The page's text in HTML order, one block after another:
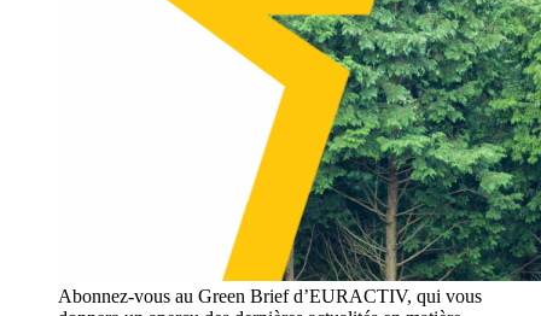
Abonnez-vous au Green Brief d’EURACTIV, qui vous